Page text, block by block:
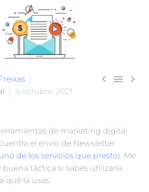
  
4 octubre, 2021
de marketing digital
el envío de Newsletter
de los servicios que presto). Me
táctica si sabes utilizarla
qué la usas.